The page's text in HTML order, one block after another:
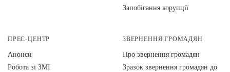
Запобігання корупції
ПРЕС-ЦЕНТР
Анонси
Робота зі ЗМІ
ЗВЕРНЕННЯ ГРОМАДЯН
Про звернення громадян
Зразок звернення громадян до